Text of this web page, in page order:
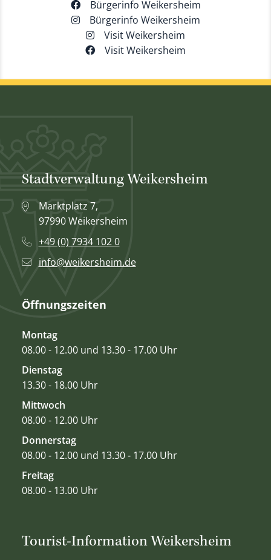
Bürgerinfo Weikersheim
Bürgerinfo Weikersheim
Visit Weikersheim
Visit Weikersheim
Stadtverwaltung Weikersheim
Marktplatz 7,
97990 Weikersheim
+49 (0) 7934 102 0
info@weikersheim.de
Öffnungszeiten
Montag
08.00 - 12.00 und 13.30 - 17.00 Uhr
Dienstag
13.30 - 18.00 Uhr
Mittwoch
08.00 - 12.00 Uhr
Donnerstag
08.00 - 12.00 und 13.30 - 17.00 Uhr
Freitag
08.00 - 13.00 Uhr
Tourist-Information Weikersheim